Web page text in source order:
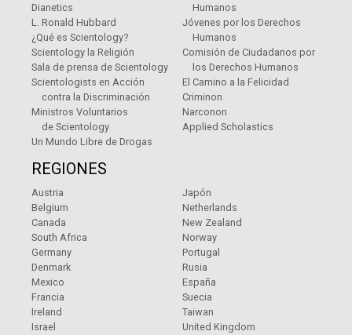
Dianetics
L. Ronald Hubbard
¿Qué es Scientology?
Scientology la Religión
Sala de prensa de Scientology
Scientologists en Acción
contra la Discriminación
Ministros Voluntarios
de Scientology
Un Mundo Libre de Drogas
Humanos
Jóvenes por los Derechos
Humanos
Comisión de Ciudadanos por
los Derechos Humanos
El Camino a la Felicidad
Criminon
Narconon
Applied Scholastics
REGIONES
Austria
Belgium
Canada
South Africa
Germany
Denmark
Mexico
Francia
Ireland
Israel
Japón
Netherlands
New Zealand
Norway
Portugal
Rusia
España
Suecia
Taiwan
United Kingdom